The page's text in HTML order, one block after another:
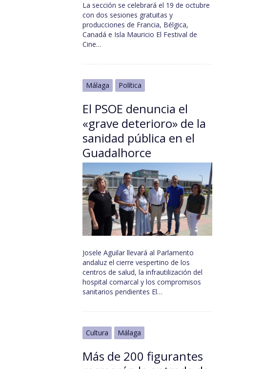
La sección se celebrará el 19 de octubre
con dos sesiones gratuitas y
producciones de Francia, Bélgica,
Canadá e Isla Mauricio El Festival de
Cine…
Málaga Política
El PSOE denuncia el
«grave deterioro» de la
sanidad pública en el
Guadalhorce
Josele Aguilar llevará al Parlamento
andaluz el cierre vespertino de los
centros de salud, la infrautilización del
hospital comarcal y los compromisos
sanitarios pendientes El…
Cultura Málaga
Más de 200 figurantes